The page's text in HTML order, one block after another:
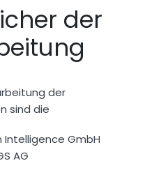
der
der
sind die
Intelligence GmbH
AG